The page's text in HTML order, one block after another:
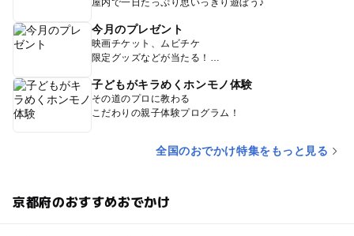
今月のプレゼント
映画チケット、ムビチケ
限定グッズなどが当たる！
子どもがキラめくホンモノ体験
その道のプロに教わる
こだわりの親子体験プログラム！
全国のおでかけ特集をもっと見る
京都府のおすすめおでかけ